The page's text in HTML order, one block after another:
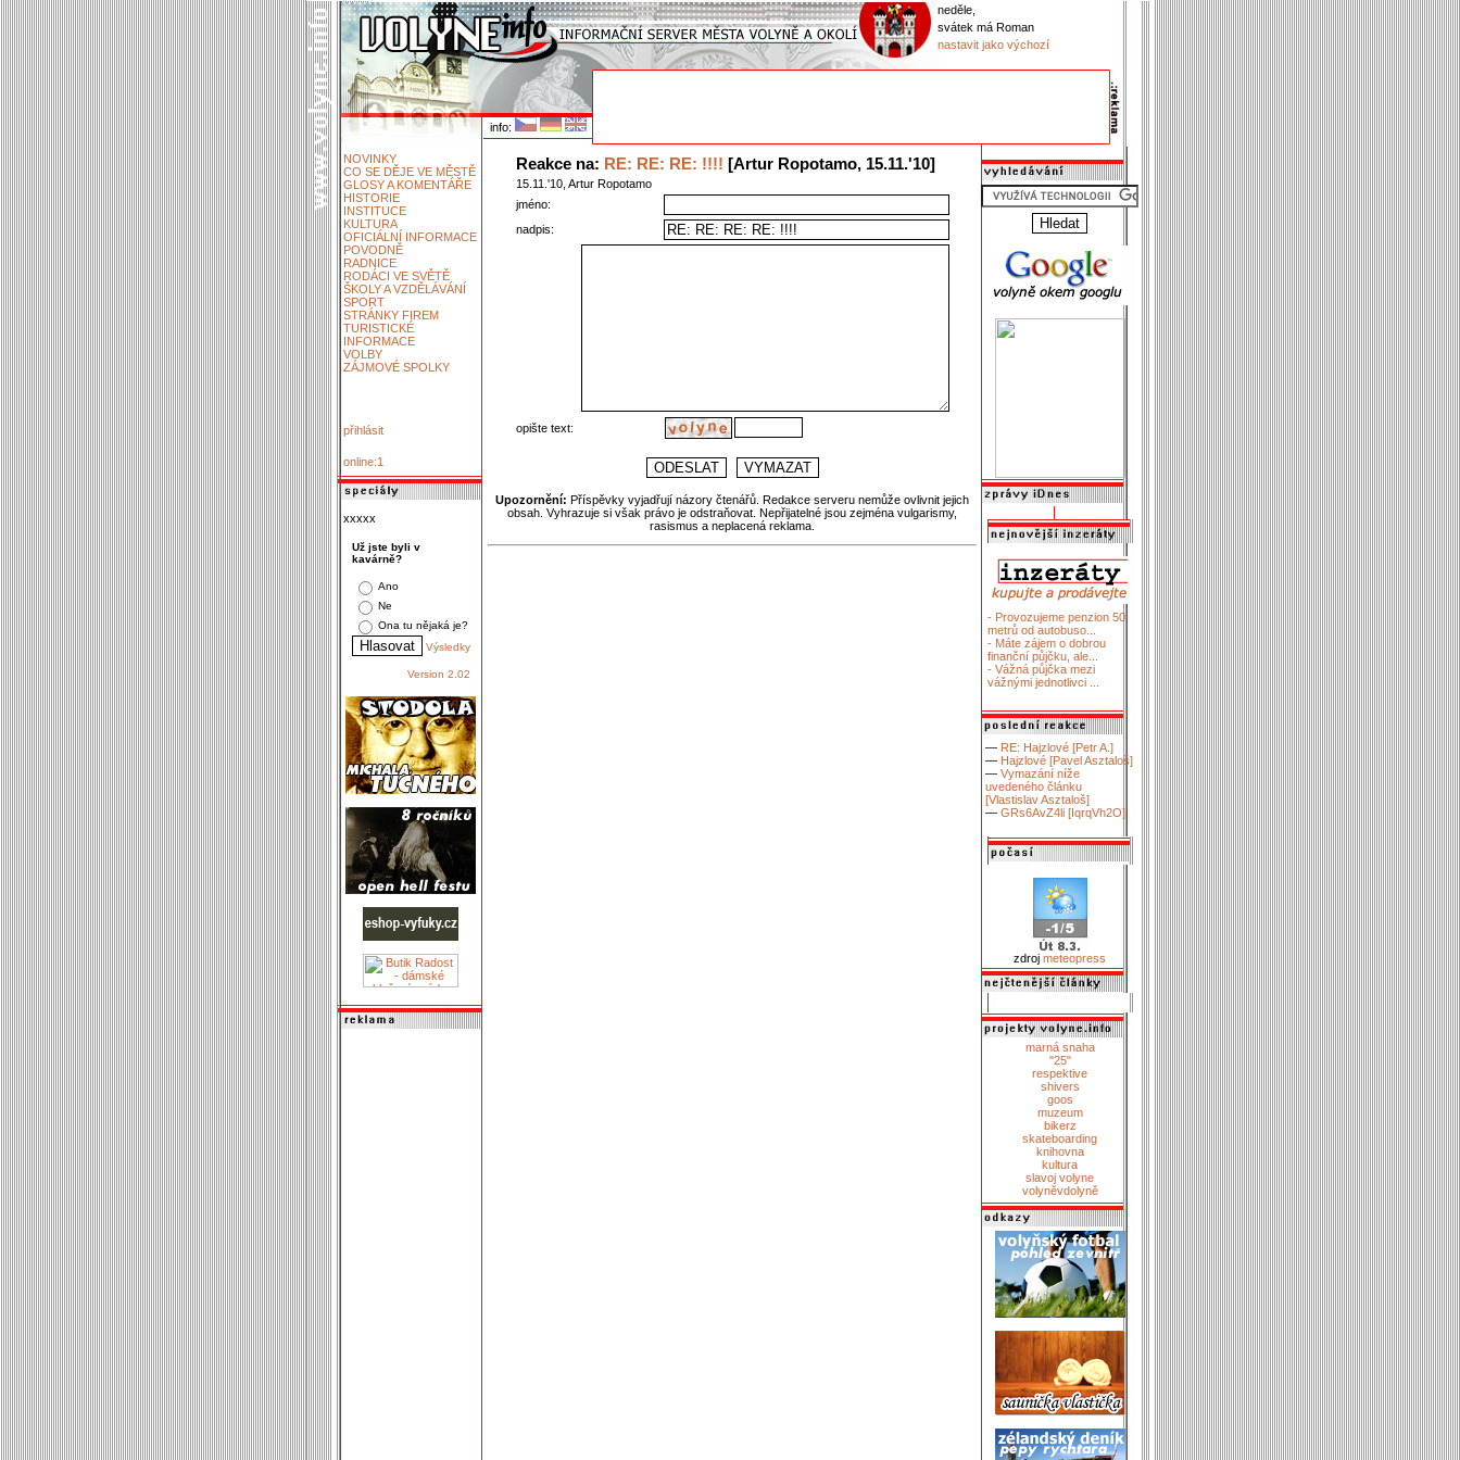
neděle,
svátek má Roman
nastavit jako výchozí
info:
NOVINKY
CO SE DĚJE VE MĚSTĚ
GLOSY A KOMENTÁŘE
HISTORIE
INSTITUCE
KULTURA
OFICIÁLNÍ INFORMACE
POVODNĚ
RADNICE
RODÁCI VE SVĚTĚ
ŠKOLY A VZDĚLÁVÁNÍ
SPORT
STRÁNKY FIREM
TURISTICKÉ
INFORMACE
VOLBY
ZÁJMOVÉ SPOLKY
přihlásit
online:1
xxxxx
Už jste byli v
kavárně?
Ano
Ne
Ona tu nějaká je?
Výsledky
Version 2.02
Reakce na: RE: RE: RE: !!!! [Artur Ropotamo, 15.11.'10]
15.11.'10, Artur Ropotamo
jméno:
nadpis:
opište text:
Upozornění: Příspěvky vyjadřují názory čtenářů. Redakce serveru nemůže ovlivnit jejich
obsah. Vyhrazuje si však právo je odstraňovat. Nepřijatelné jsou zejména vulgarismy,
rasismus a neplacená reklama.
- Provozujeme penzion 50
metrů od autobuso...
- Máte zájem o dobrou
finanční půjčku, ale...
- Vážná půjčka mezi
vážnými jednotlivci ...
— RE: Hajzlové [Petr A.]
— Hajzlové [Pavel Asztaloš]
— Vymazání níže
uvedeného článku
[Vlastislav Asztaloš]
— GRs6AvZ4li [IqrqVh2O]
zdroj meteopress
marná snaha
"25"
respektive
shivers
goos
muzeum
bikerz
skateboarding
knihovna
kultura
slavoj volyne
volyněvdolyně